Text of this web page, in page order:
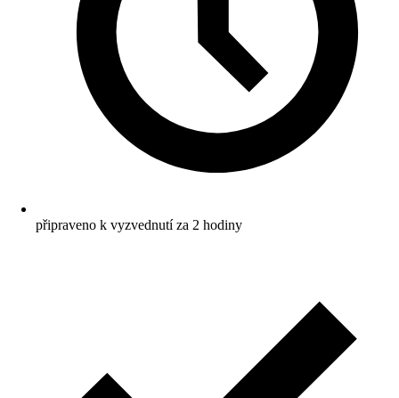
připraveno k vyzvednutí za 2 hodiny